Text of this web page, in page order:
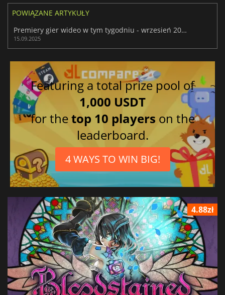
POWIĄZANE ARTYKUŁY
Premiery gier wideo w tym tygodniu - wrzesień 2025 (tydzień 38)
15.09.2025
Featuring a total prize pool of
1,000 USDT
for thetop 10 players on the
leaderboard.
4 WAYS TO WIN BIG!
4.88zł